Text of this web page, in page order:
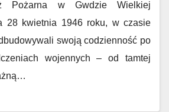
Pożarna w Gwdzie Wielkiej
28 kwietnia 1946 roku, w czasie
swoją codzienność po
wojennych – od tamtej